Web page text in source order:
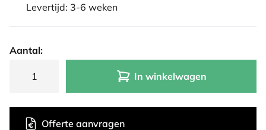
Levertijd: 3-6 weken
Aantal:
In winkelwagen
Offerte aanvragen